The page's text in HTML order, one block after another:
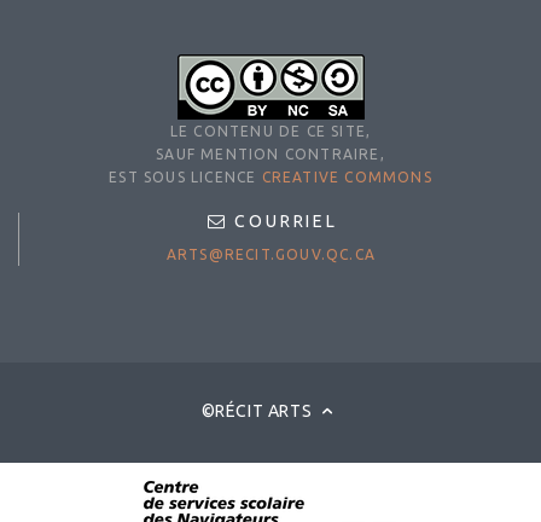
LE CONTENU DE CE SITE,
SAUF MENTION CONTRAIRE,
EST SOUS LICENCE
CREATIVE COMMONS
COURRIEL
ARTS@RECIT.GOUV.QC.CA
©RÉCIT ARTS